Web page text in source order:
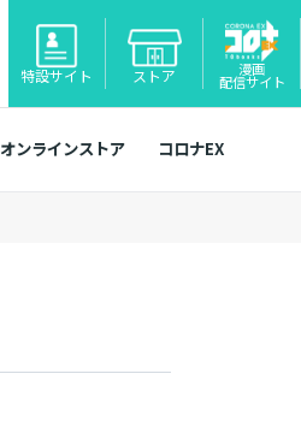
特設サイト ストア 漫画
配信サイト
オンラインストア コロナEX